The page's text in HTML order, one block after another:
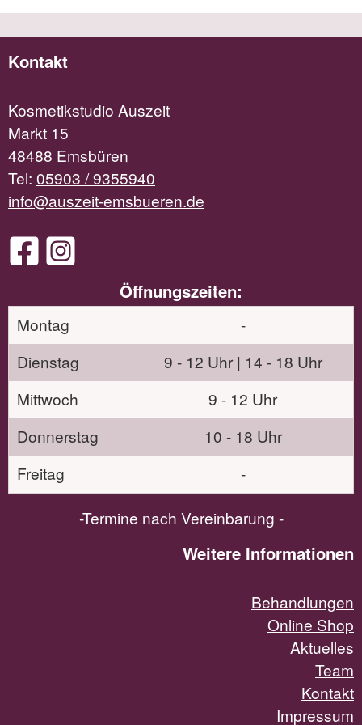
Kontakt
Kosmetikstudio Auszeit
Markt 15
48488 Emsbüren
Tel: 05903 / 9355940
info@auszeit-emsbueren.de
Öffnungszeiten:
Montag
-
Dienstag
9 - 12 Uhr | 14 - 18 Uhr
Mittwoch
9 - 12 Uhr
Donnerstag
10 - 18 Uhr
Freitag
-
-Termine nach Vereinbarung -
Weitere Informationen
Behandlungen
Online Shop
Aktuelles
Team
Kontakt
Impressum